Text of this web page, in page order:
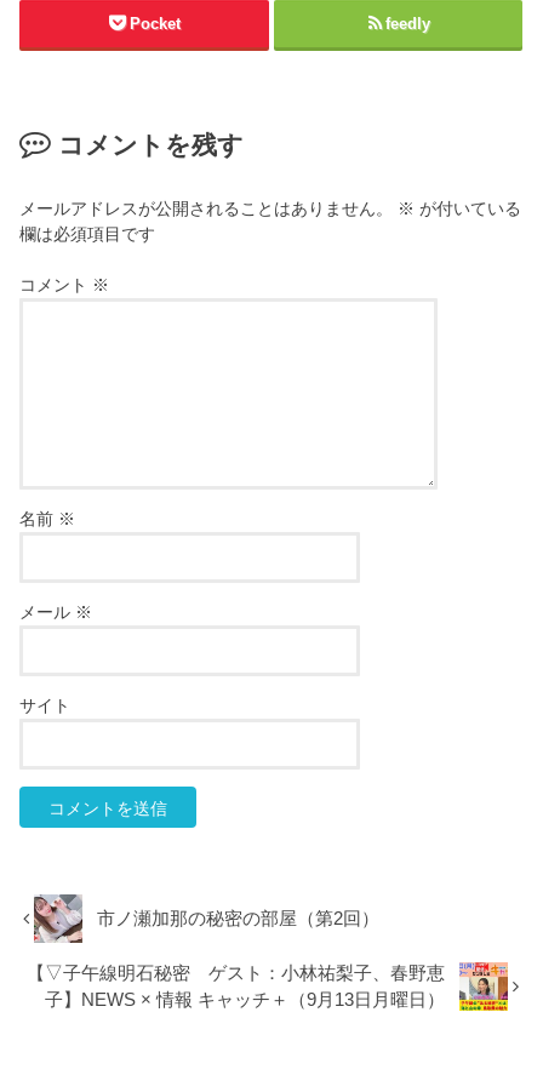
Pocket feedly
コメントを残す
メールアドレスが公開されることはありません。 ※ が付いている
欄は必須項目です
コメント ※
名前 ※
メール ※
サイト
市ノ瀬加那の秘密の部屋（第2回）
【▽子午線明石秘密 ゲスト：小林祐梨子、春野恵
子】NEWS × 情報 キャッチ＋（9月13日月曜日）